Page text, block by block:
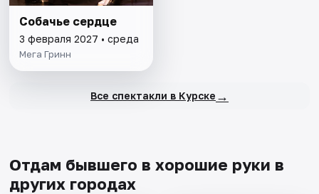
Собачье сердце
3 февраля 2027 • среда
Мега Гринн
Все спектакли в Курске →
Отдам бывшего в хорошие руки в
других городах